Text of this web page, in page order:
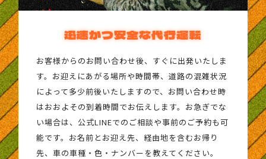
迅速かつ安全な代行運転
お客様からのお問い合わせ後、すぐに出発いたしま
す。お迎えにあがる場所や時間帯、道路の混雑状況
によって多少前後いたしますので、お問い合わせ時
はおおよその到着時間でお伝えします。お急ぎでな
い場合は、公式LINEでのご相談や事前のご予約も可
能です。お名前とお迎え先、経由地を含むお帰り
先、車の車種・色・ナンバーを教えてください。